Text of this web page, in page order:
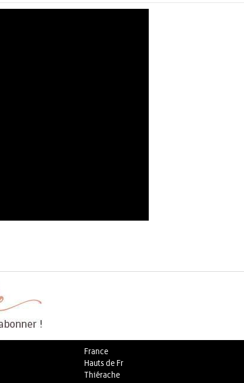
France
Hauts de Fr
Thiérache